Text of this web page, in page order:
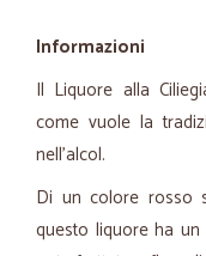
Informazioni
Il Liquore alla
come vuole la
nell'alcol.
Di un colore rosso
questo liquore ha